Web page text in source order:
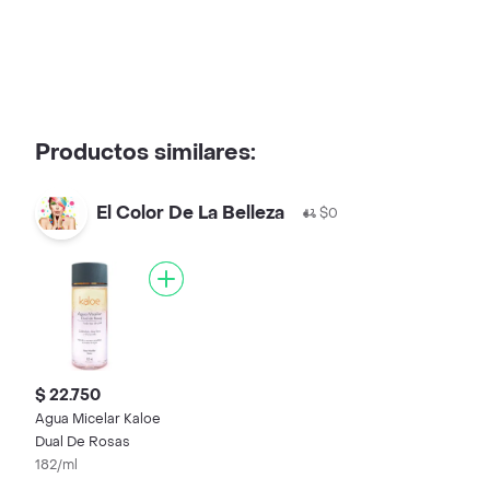
Productos similares:
El Color De La Belleza $0
$ 22.750
Agua Micelar Kaloe
Dual De Rosas
182/ml